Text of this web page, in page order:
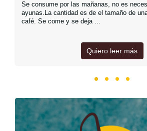
Se consume por las mañanas, no es
ayunas.La cantidad es de el tamaño de
café. Se come y se deja ...
Quiero leer más